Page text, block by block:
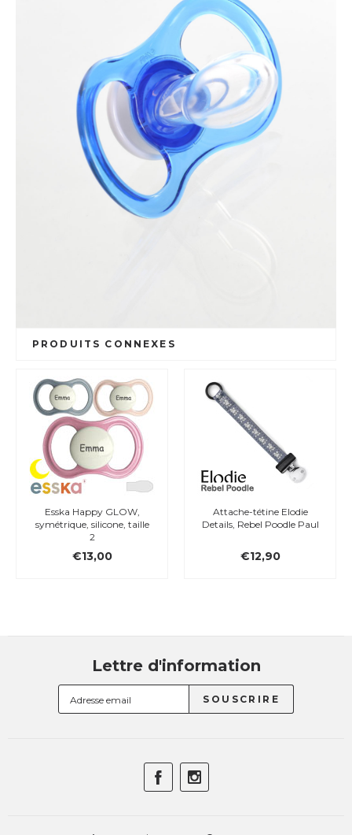
PRODUITS CONNEXES
Esska Happy GLOW,
symétrique, silicone, taille
2
€13,00
Attache-tétine Elodie
Details, Rebel Poodle Paul
€12,90
Lettre d'information